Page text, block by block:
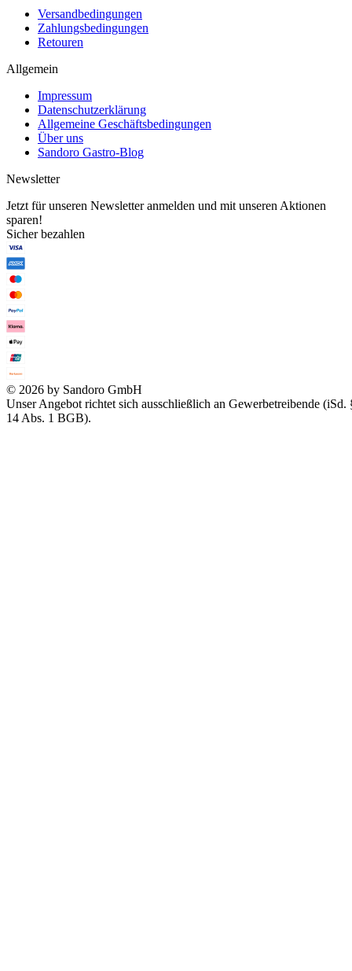
Versandbedingungen
Zahlungsbedingungen
Retouren
Allgemein
Impressum
Datenschutzerklärung
Allgemeine Geschäftsbedingungen
Über uns
Sandoro Gastro-Blog
Newsletter
Jetzt für unseren Newsletter anmelden und mit unseren Aktionen
sparen!
Sicher bezahlen
© 2026 by Sandoro GmbH
Unser Angebot richtet sich ausschließlich an Gewerbetreibende (iSd.
14 Abs. 1 BGB).